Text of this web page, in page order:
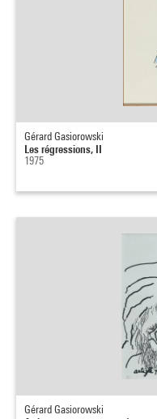
Gérard Gasiorowski
Les régressions, II
1975
Gérard Gasiorowski